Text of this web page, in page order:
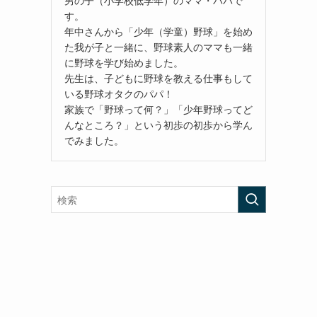
す。
年中さんから「少年（学童）野球」を始め
た我が子と一緒に、野球素人のママも一緒
に野球を学び始めました。
先生は、子どもに野球を教える仕事もして
いる野球オタクのパパ！
家族で「野球って何？」「少年野球ってど
んなところ？」という初歩の初歩から学ん
でみました。